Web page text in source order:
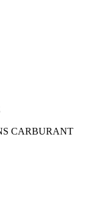
CARBURANT